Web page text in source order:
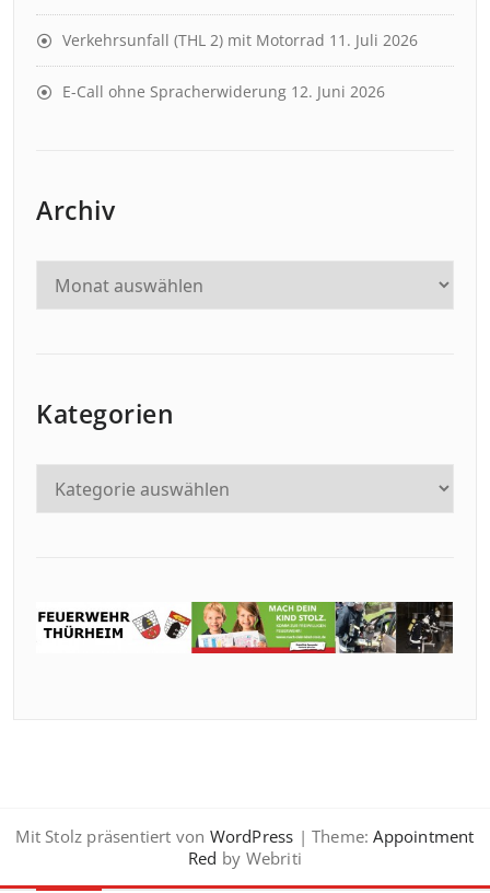
Verkehrsunfall (THL 2) mit Motorrad 11. Juli 2026
E-Call ohne Spracherwiderung 12. Juni 2026
Archiv
Kategorien
Mit Stolz präsentiert von WordPress | Theme: Appointment
Red by Webriti